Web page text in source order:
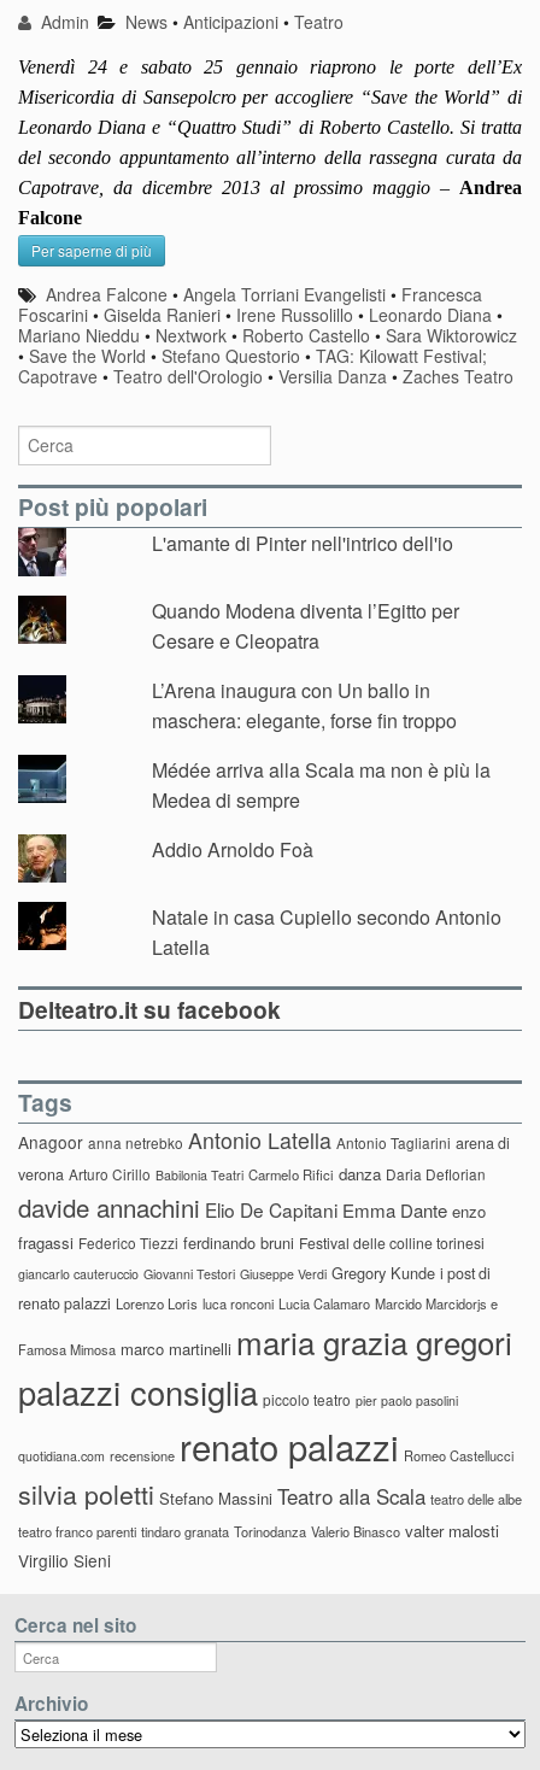
Admin News •Anticipazioni •Teatro
Venerdì 24 e sabato 25 gennaio riaprono le porte dell’Ex
Misericordia di Sansepolcro per accogliere “Save the World” di
Leonardo Diana e “Quattro Studi” di Roberto Castello. Si tratta
del secondo appuntamento all’interno della rassegna curata da
Capotrave, da dicembre 2013 al prossimo maggio – Andrea
Falcone
Per saperne di più
Andrea Falcone •Angela Torriani Evangelisti • Francesca
Foscarini • Giselda Ranieri • Irene Russolillo • Leonardo Diana •
Mariano Nieddu • Nextwork • Roberto Castello • Sara Wiktorowicz
• Save the World • Stefano Questorio • TAG: Kilowatt Festival;
Capotrave • Teatro dell'Orologio • Versilia Danza • Zaches Teatro
Post più popolari
L'amante di Pinter nell'intrico dell'io
Quando Modena diventa l’Egitto per
Cesare e Cleopatra
L’Arena inaugura con Un ballo in
maschera: elegante, forse fin troppo
Médée arriva alla Scala ma non è più la
Medea di sempre
Addio Arnoldo Foà
Natale in casa Cupiello secondo Antonio
Latella
Delteatro.it su facebook
Tags
Anagoor anna netrebko Antonio Latella Antonio Tagliarini arena di
verona Arturo Cirillo Babilonia Teatri Carmelo Rifici danza Daria Deflorian
davide annachini Elio De Capitani Emma Dante enzo
fragassi Federico Tiezzi ferdinando bruni Festival delle colline torinesi
giancarlo cauteruccio Giovanni Testori Giuseppe Verdi Gregory Kunde i post di
renato palazzi Lorenzo Loris luca ronconi Lucia Calamaro Marcido Marcidorjs e
Famosa Mimosa marco martinelli maria grazia gregori
palazzi consiglia piccolo teatro pier paolo pasolini
quotidiana.com recensione renato palazzi Romeo Castellucci
silvia poletti Stefano Massini Teatro alla Scala teatro delle albe
teatro franco parenti tindaro granata Torinodanza Valerio Binasco valter malosti
Virgilio Sieni
Cerca nel sito
Archivio
Archivio